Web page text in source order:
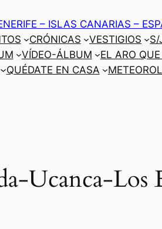
– ISLAS CANARIAS –
CRÓNICAS VESTIGIOS S/
VÍDEO-ÁLBUM EL ARO
QUÉDATE EN CASA
Ucanca-Los